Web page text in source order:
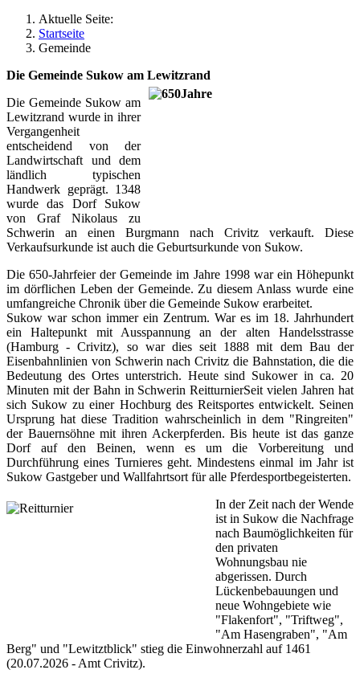
Aktuelle Seite:
Startseite
Gemeinde
Die Gemeinde Sukow am Lewitzrand
Die Gemeinde Sukow am
Lewitzrand wurde in ihrer
Vergangenheit
entscheidend von der
Landwirtschaft und dem
ländlich typischen
Handwerk geprägt. 1348
wurde das Dorf Sukow
von Graf Nikolaus zu
Schwerin an einen Burgmann nach Crivitz verkauft. Diese
Verkaufsurkunde ist auch die Geburtsurkunde von Sukow.
Die 650-Jahrfeier der Gemeinde im Jahre 1998 war ein Höhepunkt
im dörflichen Leben der Gemeinde. Zu diesem Anlass wurde eine
umfangreiche Chronik über die Gemeinde Sukow erarbeitet.
Sukow war schon immer ein Zentrum. War es im 18. Jahrhundert
ein Haltepunkt mit Ausspannung an der alten Handelsstrasse
(Hamburg - Crivitz), so war dies seit 1888 mit dem Bau der
Eisenbahnlinien von Schwerin nach Crivitz die Bahnstation, die die
Bedeutung des Ortes unterstrich. Heute sind Sukower in ca. 20
Minuten mit der Bahn in Schwerin ReitturnierSeit vielen Jahren hat
sich Sukow zu einer Hochburg des Reitsportes entwickelt. Seinen
Ursprung hat diese Tradition wahrscheinlich in dem "Ringreiten"
der Bauernsöhne mit ihren Ackerpferden. Bis heute ist das ganze
Dorf auf den Beinen, wenn es um die Vorbereitung und
Durchführung eines Turnieres geht. Mindestens einmal im Jahr ist
Sukow Gastgeber und Wallfahrtsort für alle Pferdesportbegeisterten.
In der Zeit nach der Wende
ist in Sukow die Nachfrage
nach Baumöglichkeiten für
den privaten
Wohnungsbau nie
abgerissen. Durch
Lückenbebauungen und
neue Wohngebiete wie
"Flakenfort", "Triftweg",
"Am Hasengraben", "Am
Berg" und "Lewitztblick" stieg die Einwohnerzahl auf 1461
(20.07.2026 - Amt Crivitz).